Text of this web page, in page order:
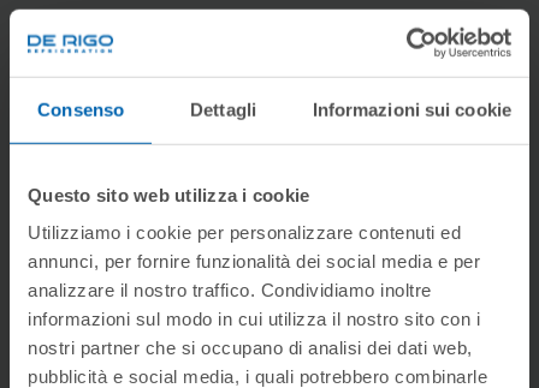
Consenso Dettagli Informazioni sui cookie
Questo sito web utilizza i cookie
Utilizziamo i cookie per personalizzare contenuti ed
annunci, per fornire funzionalità dei social media e per
analizzare il nostro traffico. Condividiamo inoltre
informazioni sul modo in cui utilizza il nostro sito con i
nostri partner che si occupano di analisi dei dati web,
pubblicità e social media, i quali potrebbero combinarle
Gamme des produits
Fiche du produit
Fiche technique
Manuels
IMAGES